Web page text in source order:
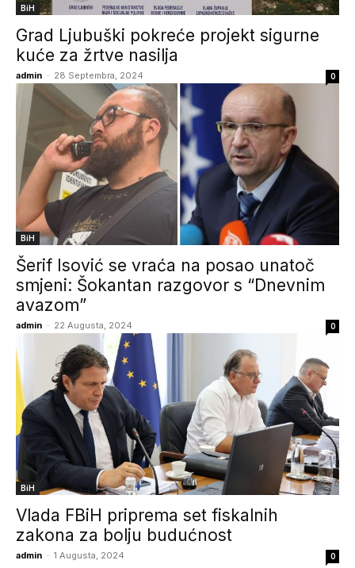
BiH
Grad Ljubuški pokreće projekt sigurne
kuće za žrtve nasilja
admin - 28 Septembra, 2024 0
BiH
Šerif Isović se vraća na posao unatoč
smjeni: Šokantan razgovor s “Dnevnim
avazom”
admin - 22 Augusta, 2024 0
BiH
Vlada FBiH priprema set fiskalnih
zakona za bolju budućnost
admin - 1 Augusta, 2024 0